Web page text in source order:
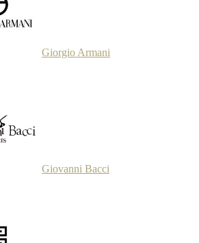
Giorgio Armani
Giovanni Bacci